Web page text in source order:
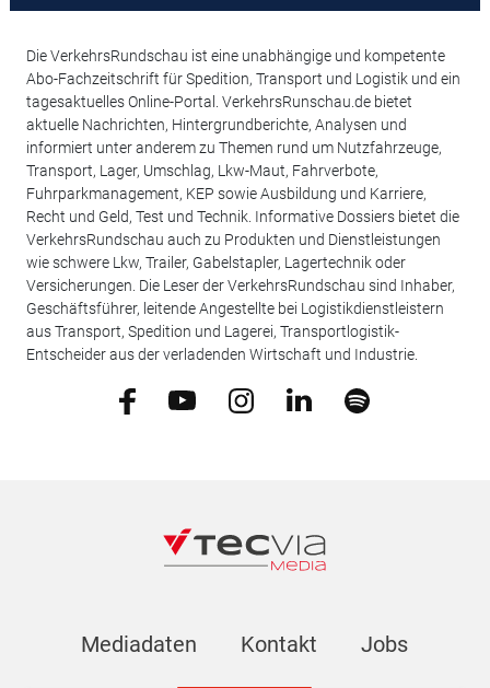
Die VerkehrsRundschau ist eine unabhängige und kompetente
Abo-Fachzeitschrift für Spedition, Transport und Logistik und ein
tagesaktuelles Online-Portal. VerkehrsRunschau.de bietet
aktuelle Nachrichten, Hintergrundberichte, Analysen und
informiert unter anderem zu Themen rund um Nutzfahrzeuge,
Transport, Lager, Umschlag, Lkw-Maut, Fahrverbote,
Fuhrparkmanagement, KEP sowie Ausbildung und Karriere,
Recht und Geld, Test und Technik. Informative Dossiers bietet die
VerkehrsRundschau auch zu Produkten und Dienstleistungen
wie schwere Lkw, Trailer, Gabelstapler, Lagertechnik oder
Versicherungen. Die Leser der VerkehrsRundschau sind Inhaber,
Geschäftsführer, leitende Angestellte bei Logistikdienstleistern
aus Transport, Spedition und Lagerei, Transportlogistik-
Entscheider aus der verladenden Wirtschaft und Industrie.
Mediadaten Kontakt Jobs